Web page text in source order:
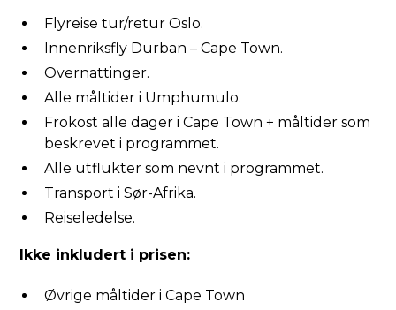
Flyreise tur/retur Oslo.
Innenriksfly Durban – Cape Town.
Overnattinger.
Alle måltider i Umphumulo.
Frokost alle dager i Cape Town + måltider som
beskrevet i programmet.
Alle utflukter som nevnt i programmet.
Transport i Sør-Afrika.
Reiseledelse.
Ikke inkludert i prisen:
Øvrige måltider i Cape Town